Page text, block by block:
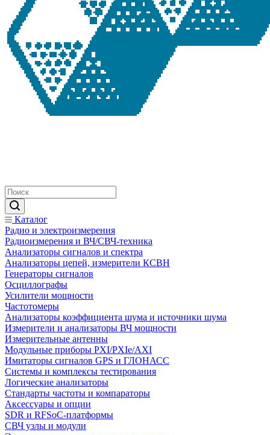
Каталог
Радио и электроизмерения
Радиоизмерения и ВЧ/СВЧ-техника
Анализаторы сигналов и спектра
Анализаторы цепей, измерители КСВН
Генераторы сигналов
Осциллографы
Усилители мощности
Частотомеры
Анализаторы коэффициента шума и источники шума
Измерители и анализаторы ВЧ мощности
Измерительные антенны
Модульные приборы PXI/PXIe/AXI
Имитаторы сигналов GPS и ГЛОНАСС
Системы и комплексы тестирования
Логические анализаторы
Стандарты частоты и компараторы
Аксессуары и опции
SDR и RFSoC‑платформы
СВЧ узлы и модули